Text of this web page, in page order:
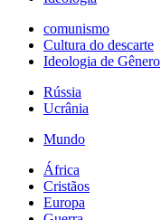
comunismo
Cultura do descarte
Ideologia de Gênero
Rússia
Ucrânia
Mundo
África
Cristãos
Europa